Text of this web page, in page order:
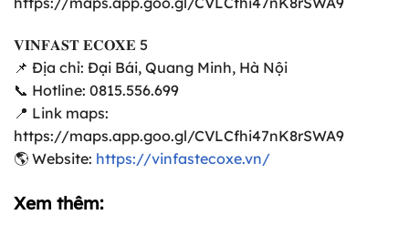
𝐕𝐈𝐍𝐅𝐀𝐒𝐓 𝐄𝐂𝐎𝐗𝐄 5
📌 Địa chỉ: Đại Bái, Quang Minh, Hà Nội
📞 Hotline: 0815.556.699
📍 Link maps:
https://maps.app.goo.gl/CVLCfhi47nK8rSWA9
🌎 Website: https://vinfastecoxe.vn/
Xem thêm: